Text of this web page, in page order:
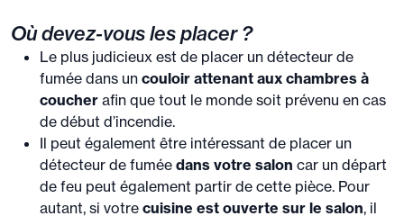
Où devez-vous les placer ?
Le plus judicieux est de placer un détecteur de
fumée dans un couloir attenant aux chambres à
coucher afin que tout le monde soit prévenu en cas
de début d’incendie.
Il peut également être intéressant de placer un
détecteur de fumée dans votre salon car un départ
de feu peut également partir de cette pièce. Pour
autant, si votre cuisine est ouverte sur le salon, il